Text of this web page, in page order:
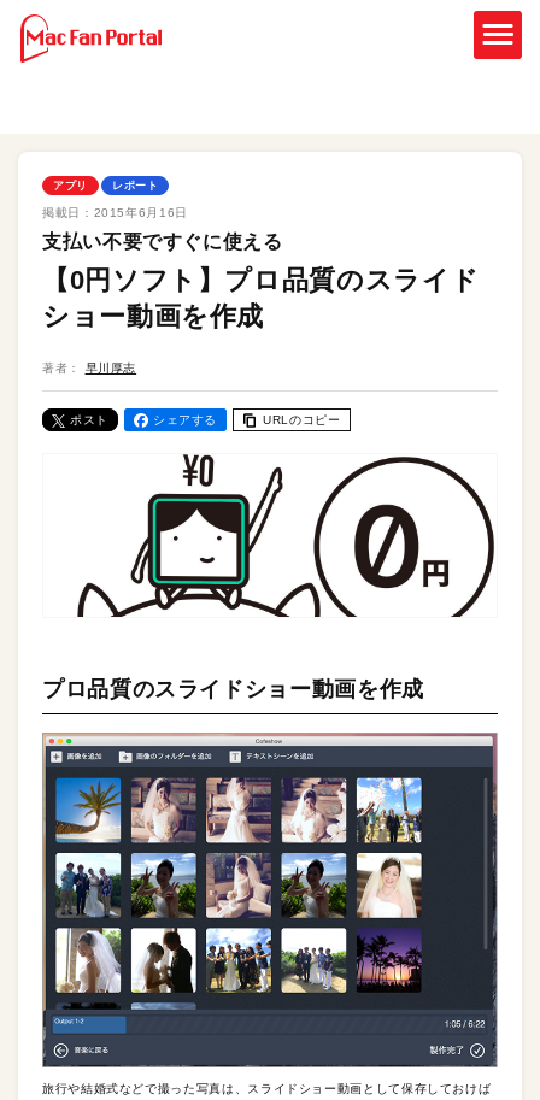
アプリ レポート
掲載日： 2015年6月16日
支払い不要ですぐに使える
【0円ソフト】プロ品質のスライド
ショー動画を作成
著者： 早川厚志
ポスト シェアする URLのコピー
プロ品質のスライドショー動画を作成
旅行や結婚式などで撮った写真は、スライドショー動画として保存しておけば